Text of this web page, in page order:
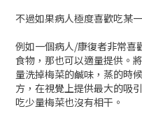
不過如果病人極度喜歡吃某
例如一個病人/康復者非常喜
食物，那也可以適量提供。
量洗掉梅菜的鹹味，蒸的時
方，在視覺上提供最大的吸
吃少量梅菜也沒有相干。